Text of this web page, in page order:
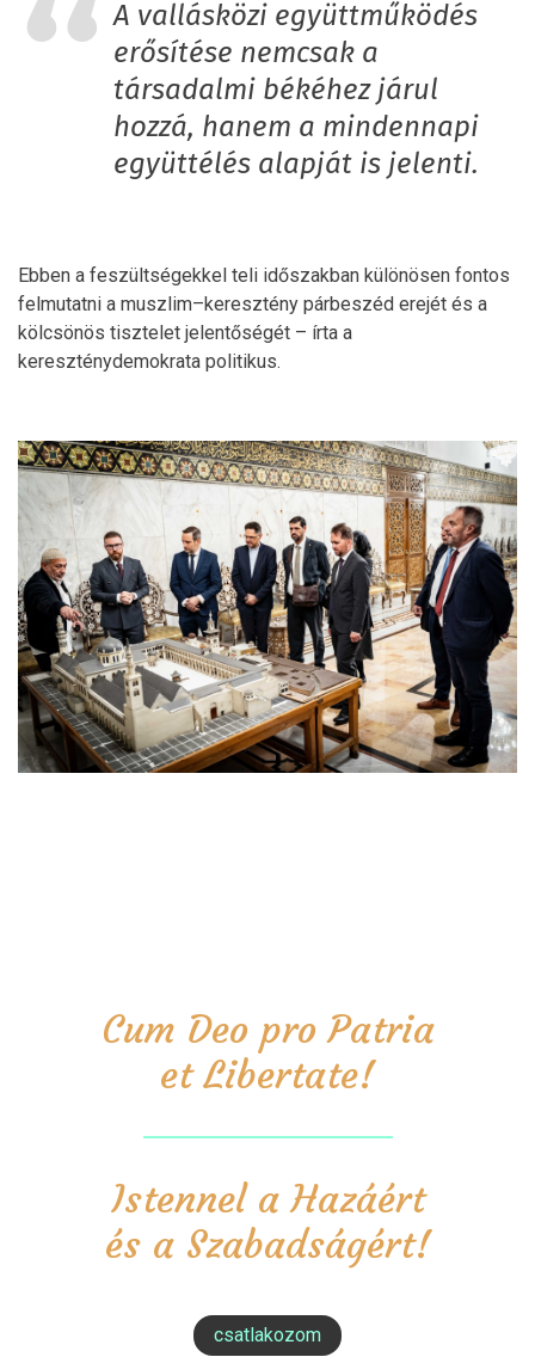
A vallásközi együttműködés
erősítése nemcsak a
társadalmi békéhez járul
hozzá, hanem a mindennapi
együttélés alapját is jelenti.
Ebben a feszültségekkel teli időszakban különösen fontos
felmutatni a muszlim–keresztény párbeszéd erejét és a
kölcsönös tisztelet jelentőségét – írta a
kereszténydemokrata politikus.
Cum Deo pro Patria
et Libertate!
Istennel a Hazáért
és a Szabadságért!
csatlakozom